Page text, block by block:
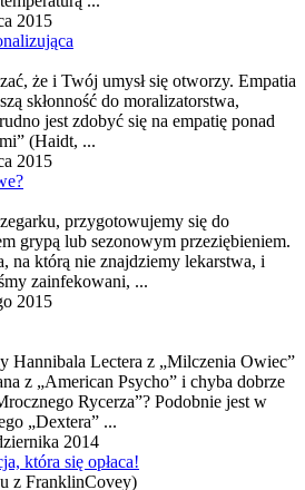
2015
że i Twój umysł się otworzy. Empatia
skłonność do moralizatorstwa,
jest zdobyć się na empatię ponad
(Haidt, ...
2015
przygotowujemy się do
grypą lub sezonowym przeziębieniem.
na którą nie znajdziemy lekarstwa, i
zainfekowani, ...
2015
Hannibala Lectera z „Milczenia Owiec”
z „American Psycho” i chyba dobrze
Rycerza”? Podobnie jest w
„Dextera” ...
2014
która się opłaca!
z FranklinCovey)